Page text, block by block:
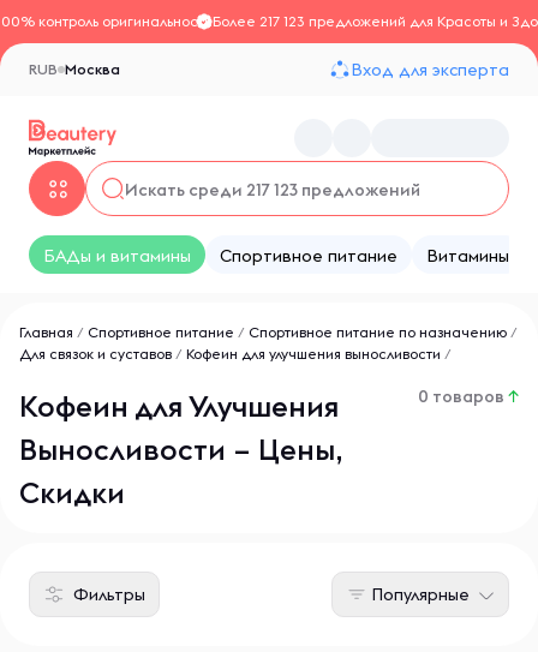
контроль оригинальностиБолее 217 123 предложений для Красоты и
Москва
RUB Вход для эксперта
БАДы и витамины Спортивное питание Витамины
Главная / Спортивное питание / Спортивное питание по назначению /
Для связок и суставов / Кофеин для улучшения выносливости /
Кофеин для Улучшения
Выносливости – Цены,
Скидки
0 товаров ↑
Фильтры Популярные